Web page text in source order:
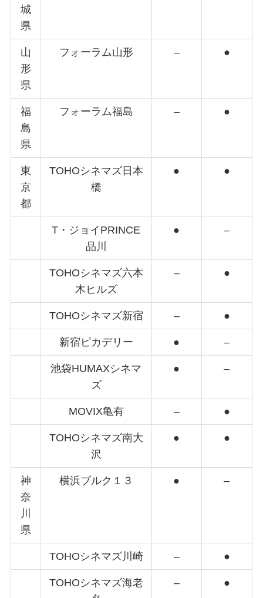
城
県
山
形
県
フォーラム山形 – ●
福
島
県
フォーラム福島 – ●
東
京
都
TOHOシネマズ日本
橋
● ●
T・ジョイPRINCE
品川
● –
TOHOシネマズ六本
木ヒルズ
– ●
TOHOシネマズ新宿 – ●
新宿ピカデリー ● –
池袋HUMAXシネマ
ズ
● –
MOVIX亀有 – ●
TOHOシネマズ南大
沢
● ●
神
奈
川
県
横浜ブルク１３ ● –
TOHOシネマズ川崎 – ●
TOHOシネマズ海老
– ●